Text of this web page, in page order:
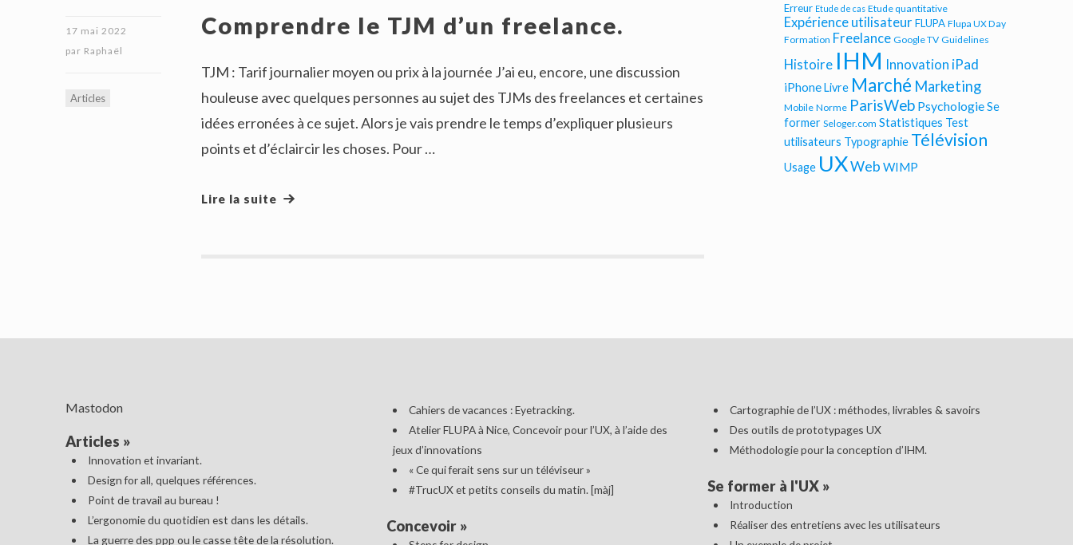
17 mai 2022
par Raphaël
Articles
Comprendre le TJM d’un freelance.
TJM : Tarif journalier moyen ou prix à la journée J’ai eu, encore, une discussion
houleuse avec quelques personnes au sujet des TJMs des freelances et certaines
idées erronées à ce sujet. Alors je vais prendre le temps d’expliquer plusieurs
points et d’éclaircir les choses. Pour …
Lire la suite
Erreur Etude de cas Etude quantitative
Expérience utilisateur FLUPA Flupa UX Day
Formation Freelance Google TV Guidelines
Histoire IHM Innovation iPad
iPhoneLivre Marché Marketing
Mobile Norme ParisWeb PsychologieSe
former Seloger.com Statistiques Test
utilisateurs Typographie Télévision
Usage UXWeb WIMP
Mastodon
Articles »
Innovation et invariant.
Design for all, quelques références.
Point de travail au bureau !
L’ergonomie du quotidien est dans les détails.
La guerre des ppp ou le casse tête de la résolution.
Cahiers de vacances : Eyetracking.
Atelier FLUPA à Nice, Concevoir pour l’UX, à l’aide des
jeux d’innovations
« Ce qui ferait sens sur un téléviseur »
#TrucUX et petits conseils du matin. [màj]
Concevoir»
Cartographie de l’UX : méthodes, livrables & savoirs
Des outils de prototypages UX
Méthodologie pour la conception d’IHM.
Se former à l'UX»
Introduction
Réaliser des entretiens avec les utilisateurs